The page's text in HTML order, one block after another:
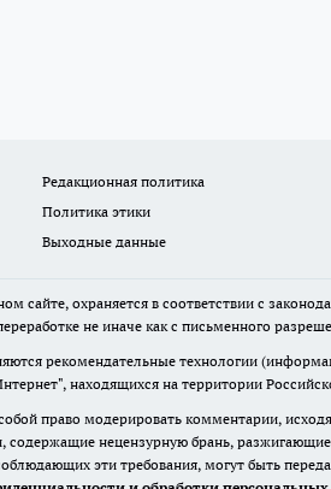
Редакционная политика
Политика этики
Выходные данные
сайте, охраняется в соответствии с
не иначе как с письменного
рекомендательные технологии
находящихся на территории
право модерировать комментарии,
содержащие нецензурную брань,
эти требования, могут быть